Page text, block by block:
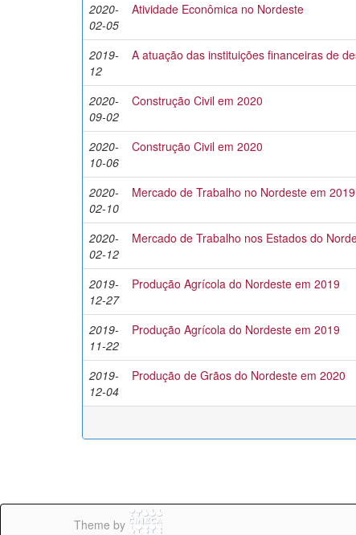
2020-
02-05
Atividade Econômica no Nordeste
2019-
12
A atuação das instituições financeiras de
2020-
09-02
Construção Civil em 2020
2020-
10-06
Construção Civil em 2020
2020-
02-10
Mercado de Trabalho no Nordeste em 2019
2020-
02-12
Mercado de Trabalho nos Estados do
2019-
12-27
Produção Agrícola do Nordeste em 2019
2019-
11-22
Produção Agrícola do Nordeste em 2019
2019-
12-04
Produção de Grãos do Nordeste em 2020
Theme by